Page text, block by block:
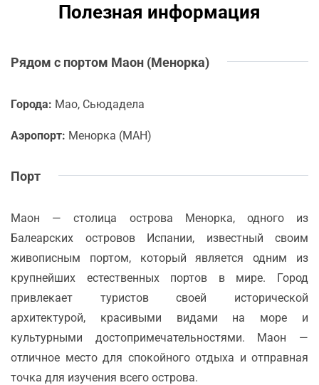
Полезная информация
Рядом с портом Маон (Менорка)
Города: Мао, Сьюдадела
Аэропорт: Менорка (MAH)
Порт
Маон — столица острова Менорка, одного из
Балеарских островов Испании, известный своим
живописным портом, который является одним из
крупнейших естественных портов в мире. Город
привлекает туристов своей исторической
архитектурой, красивыми видами на море и
культурными достопримечательностями. Маон —
отличное место для спокойного отдыха и отправная
точка для изучения всего острова.